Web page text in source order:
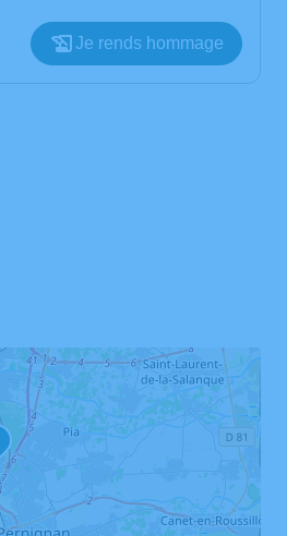
Je rends hommage